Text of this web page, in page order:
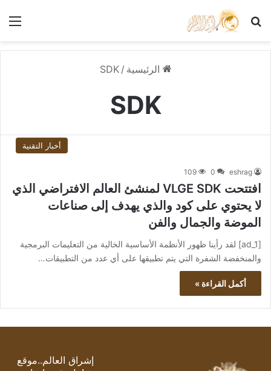
بحث عن
الرئيسية /
SDK
SDK
أخبار التقنية
eshrag
0
109
افتتحت VLGE SDK لمنشئ العالم الافتراضي الذي
لا يحتوي على كود والذي يهدف إلى صناعات
الموضة والجمال والفن
[ad_1] لقد رأينا ظهور الأنظمة الأساسية الخالية من التعليمات البرمجية
والمنخفضة الشفرة التي يتم تطبيقها على أي عدد من التطبيقات…
أكمل القراءة »
إشراق العالم..موقع